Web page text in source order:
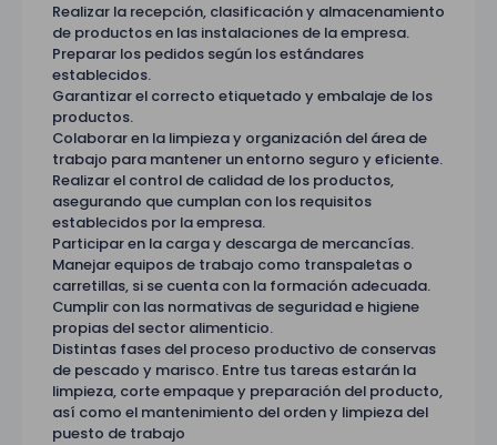
Realizar la recepción, clasificación y almacenamiento
de productos en las instalaciones de la empresa.
Preparar los pedidos según los estándares
establecidos.
Garantizar el correcto etiquetado y embalaje de los
productos.
Colaborar en la limpieza y organización del área de
trabajo para mantener un entorno seguro y eficiente.
Realizar el control de calidad de los productos,
asegurando que cumplan con los requisitos
establecidos por la empresa.
Participar en la carga y descarga de mercancías.
Manejar equipos de trabajo como transpaletas o
carretillas, si se cuenta con la formación adecuada.
Cumplir con las normativas de seguridad e higiene
propias del sector alimenticio.
Distintas fases del proceso productivo de conservas
de pescado y marisco. Entre tus tareas estarán la
limpieza, corte empaque y preparación del producto,
así como el mantenimiento del orden y limpieza del
puesto de trabajo